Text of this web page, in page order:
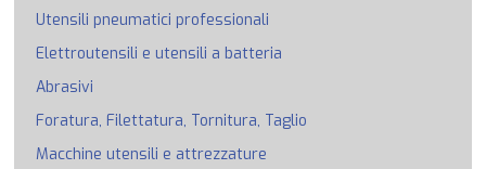
Utensili pneumatici professionali
Elettroutensili e utensili a batteria
Abrasivi
Foratura, Filettatura, Tornitura, Taglio
Macchine utensili e attrezzature